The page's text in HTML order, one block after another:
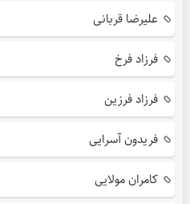
علیرضا قربانی
فرزاد فرخ
فرزاد فرزین
فریدون آسرایی
کامران مولایی